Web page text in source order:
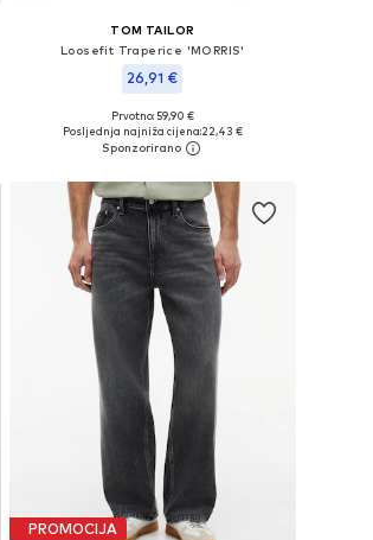
TOM TAILOR
Loosefit Traperice 'MORRIS'
26,91 €
Dodaj u košaricu
Prvotno: 59,90 €
Posljednja najniža cijena:22,43 €
PROMOCIJA